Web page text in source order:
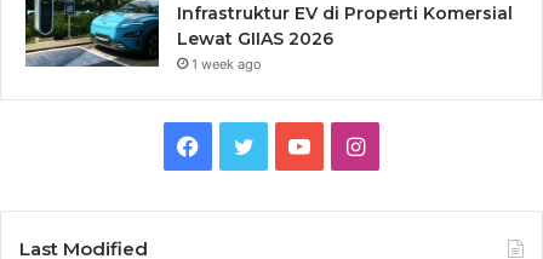
Infrastruktur EV di Properti Komersial
Lewat GIIAS 2026
1 week ago
Facebook
TwitterYouTubeInstagram
Last Modified